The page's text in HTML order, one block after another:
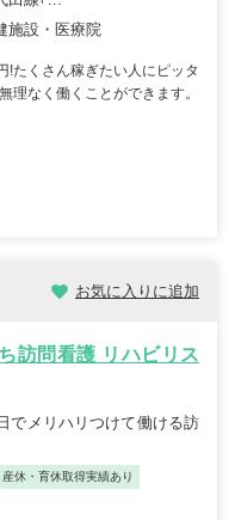
施設・医療院
!たくさん稼ぎたい人にピッタ
理なく働くことができます。
お気に入りに追加
訪問看護 リハビリス
でメリハリつけて働ける訪
産休・育休取得実績あり